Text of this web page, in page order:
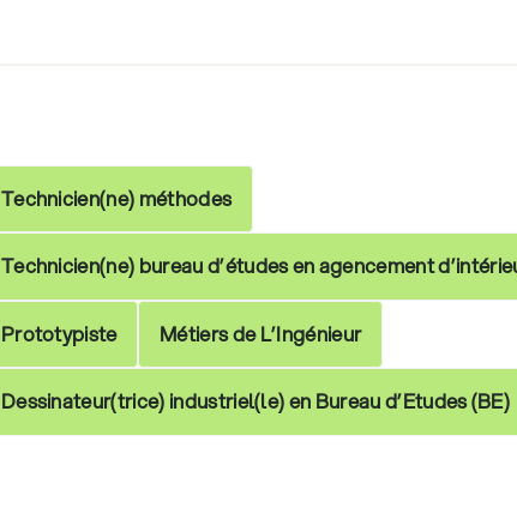
Technicien(ne) méthodes
Technicien(ne) bureau d’études en agencement
Prototypiste Métiers de L’Ingénieur
Dessinateur(trice) industriel(le) en Bureau d’Etudes (BE)